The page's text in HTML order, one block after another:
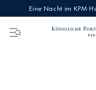
Eine Nacht im KPM